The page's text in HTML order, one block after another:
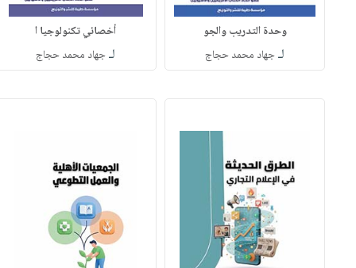
وحدة التدريب والجو
لـجهاد محمد حجاج
أخصائي تكنولوجيا ا
لـجهاد محمد حجاج